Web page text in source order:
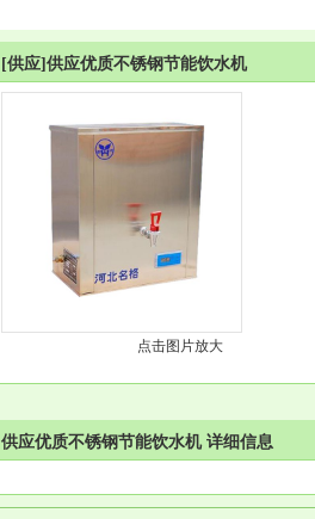
[供应]供应优质不锈钢节能饮水机
点击图片放大
供应优质不锈钢节能饮水机 详细信息